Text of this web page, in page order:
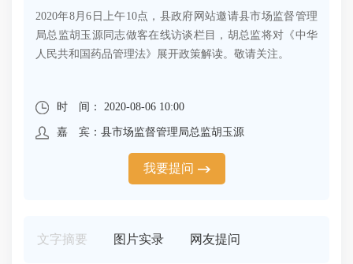
2020年8月6日上午10点，县政府网站邀请县市场监督管理
局总监胡玉源同志做客在线访谈栏目，胡总监将对《中华
人民共和国药品管理法》展开政策解读。敬请关注。
时 间： 2020-08-06 10:00
嘉 宾：县市场监督管理局总监胡玉源
我要提问
文字摘要 图片实录 网友提问